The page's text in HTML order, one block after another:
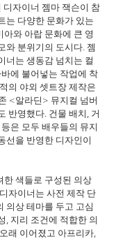
자이너 젬마 잭슨이 참
는 다양한 문화가 있는
와 아랍 문화에 큰 영
와 분위기의 도시다. 젬
너는 생동감 넘치는 컬
에 불어넣는 작업에 착
의 야외 셋트장 제작은
<알라딘> 뮤지컬 넘버
반영했다. 건물 배치, 거
은 모두 배우들의 뮤지
선을 반영한 디자인이
한 색들로 구성된 의상
자이너는 사전 제작 단
의상 테마를 두고 고심
, 지리 조건에 적합한 의
래 이어졌고 아프리카,